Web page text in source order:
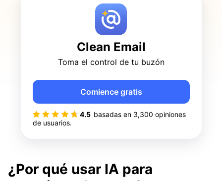
Clean Email
Toma el control de tu buzón
4.5 basadas en 3,300 opiniones
de usuarios.
Comience gratis
¿Por qué usar IA para